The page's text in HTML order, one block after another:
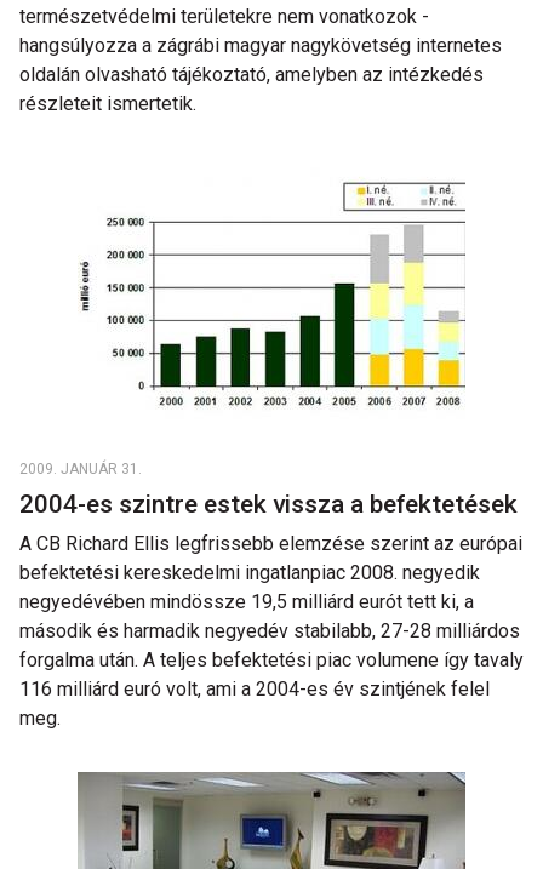
természetvédelmi területekre nem vonatkozok -
hangsúlyozza a zágrábi magyar nagykövetség internetes
oldalán olvasható tájékoztató, amelyben az intézkedés
részleteit ismertetik.
2009. JANUÁR 31.
2004-es szintre estek vissza a befektetések
A CB Richard Ellis legfrissebb elemzése szerint az európai
befektetési kereskedelmi ingatlanpiac 2008. negyedik
negyedévében mindössze 19,5 milliárd eurót tett ki, a
második és harmadik negyedév stabilabb, 27-28 milliárdos
forgalma után. A teljes befektetési piac volumene így tavaly
116 milliárd euró volt, ami a 2004-es év szintjének felel
meg.